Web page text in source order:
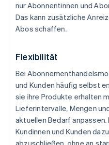
nur Abonnentinnen und
Das kann zusätzliche
Abos schaffen.
Flexibilität
Bei
und Kunden häufig selbst
sie ihre Produkte erhalten
Lieferintervalle, Mengen
aktuellen Bedarf
Kundinnen und Kunden